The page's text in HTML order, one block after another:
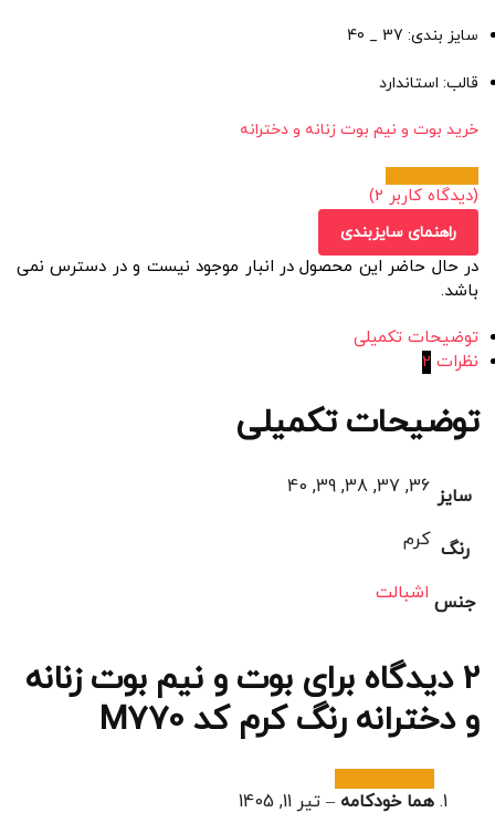
سایز بندی: 37 _ 40
قالب: استاندارد
خرید بوت و نیم بوت زنانه و دخترانه
(دیدگاه کاربر 2
)
راهنمای سایزبندی
در حال حاضر این محصول در انبار موجود نیست و در دسترس نمی
باشد.
توضیحات تکمیلی
نظرات 2
توضیحات تکمیلی
سایز 36, 37, 38, 39, 40
رنگ کرم
جنس اشبالت
2 دیدگاه برای
بوت و نیم بوت زنانه
و دخترانه رنگ کرم کد M770
هما خودکامه – تیر 11, 1405